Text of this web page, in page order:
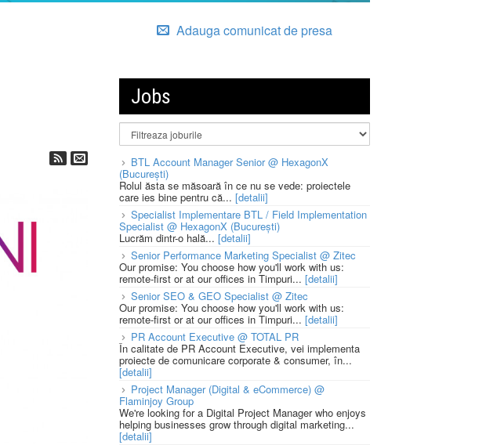
Adauga comunicat de presa
Jobs
BTL Account Manager Senior @ HexagonX
(București)
Rolul ăsta se măsoară în ce nu se vede: proiectele
care ies bine pentru că... [detalii]
Specialist Implementare BTL / Field Implementation
Specialist @ HexagonX (București)
Lucrăm dintr-o hală... [detalii]
Senior Performance Marketing Specialist @ Zitec
Our promise: You choose how you'll work with us:
remote-first or at our offices in Timpuri... [detalii]
Senior SEO & GEO Specialist @ Zitec
Our promise: You choose how you'll work with us:
remote-first or at our offices in Timpuri... [detalii]
PR Account Executive @ TOTAL PR
În calitate de PR Account Executive, vei implementa
proiecte de comunicare corporate & consumer, în...
[detalii]
Project Manager (Digital & eCommerce) @
Flaminjoy Group
We're looking for a Digital Project Manager who enjoys
helping businesses grow through digital marketing...
[detalii]